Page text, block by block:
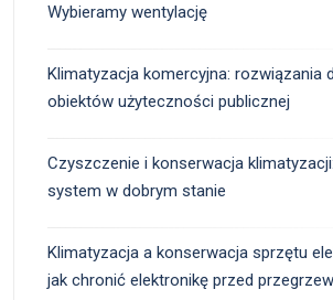
Wybieramy wentylację
Klimatyzacja komercyjna: rozwiązania
obiektów użyteczności publicznej
Czyszczenie i konserwacja
system w dobrym stanie
Klimatyzacja a konserwacja sprzętu
jak chronić elektronikę przed